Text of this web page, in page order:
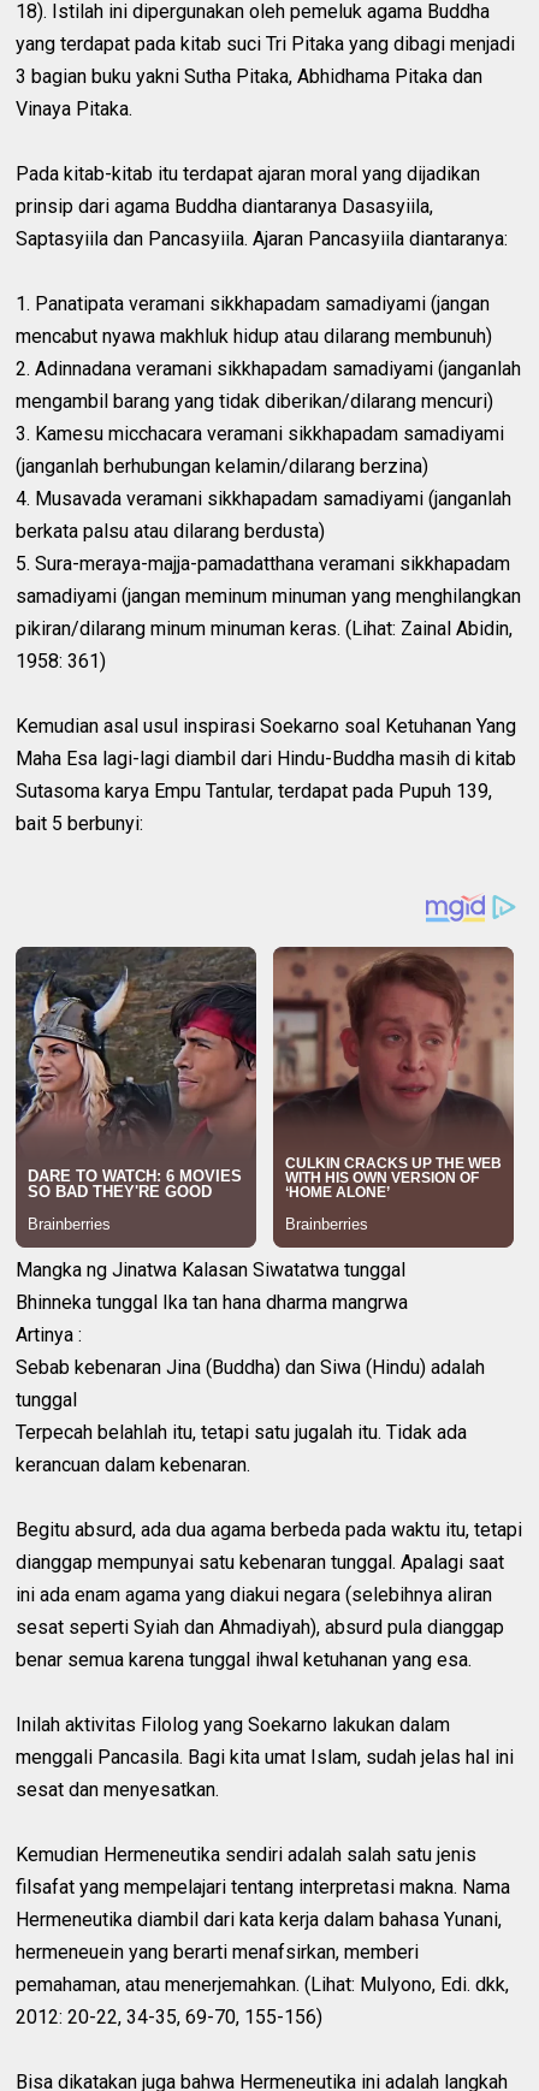
18). Istilah ini dipergunakan oleh pemeluk agama Buddha
yang terdapat pada kitab suci Tri Pitaka yang dibagi menjadi
3 bagian buku yakni Sutha Pitaka, Abhidhama Pitaka dan
Vinaya Pitaka.
Pada kitab-kitab itu terdapat ajaran moral yang dijadikan
prinsip dari agama Buddha diantaranya Dasasyiila,
Saptasyiila dan Pancasyiila. Ajaran Pancasyiila diantaranya:
1. Panatipata veramani sikkhapadam samadiyami (jangan
mencabut nyawa makhluk hidup atau dilarang membunuh)
2. Adinnadana veramani sikkhapadam samadiyami (janganlah
mengambil barang yang tidak diberikan/dilarang mencuri)
3. Kamesu micchacara veramani sikkhapadam samadiyami
(janganlah berhubungan kelamin/dilarang berzina)
4. Musavada veramani sikkhapadam samadiyami (janganlah
berkata palsu atau dilarang berdusta)
5. Sura-meraya-majja-pamadatthana veramani sikkhapadam
samadiyami (jangan meminum minuman yang menghilangkan
pikiran/dilarang minum minuman keras. (Lihat: Zainal Abidin,
1958: 361)
Kemudian asal usul inspirasi Soekarno soal Ketuhanan Yang
Maha Esa lagi-lagi diambil dari Hindu-Buddha masih di kitab
Sutasoma karya Empu Tantular, terdapat pada Pupuh 139,
bait 5 berbunyi:
Mangka ng Jinatwa Kalasan Siwatatwa tunggal
Bhinneka tunggal Ika tan hana dharma mangrwa
Artinya :
Sebab kebenaran Jina (Buddha) dan Siwa (Hindu) adalah
tunggal
Terpecah belahlah itu, tetapi satu jugalah itu. Tidak ada
kerancuan dalam kebenaran.
Begitu absurd, ada dua agama berbeda pada waktu itu, tetapi
dianggap mempunyai satu kebenaran tunggal. Apalagi saat
ini ada enam agama yang diakui negara (selebihnya aliran
sesat seperti Syiah dan Ahmadiyah), absurd pula dianggap
benar semua karena tunggal ihwal ketuhanan yang esa.
Inilah aktivitas Filolog yang Soekarno lakukan dalam
menggali Pancasila. Bagi kita umat Islam, sudah jelas hal ini
sesat dan menyesatkan.
Kemudian Hermeneutika sendiri adalah salah satu jenis
filsafat yang mempelajari tentang interpretasi makna. Nama
Hermeneutika diambil dari kata kerja dalam bahasa Yunani,
hermeneuein yang berarti menafsirkan, memberi
pemahaman, atau menerjemahkan. (Lihat: Mulyono, Edi. dkk,
2012: 20-22, 34-35, 69-70, 155-156)
Bisa dikatakan juga bahwa Hermeneutika ini adalah langkah